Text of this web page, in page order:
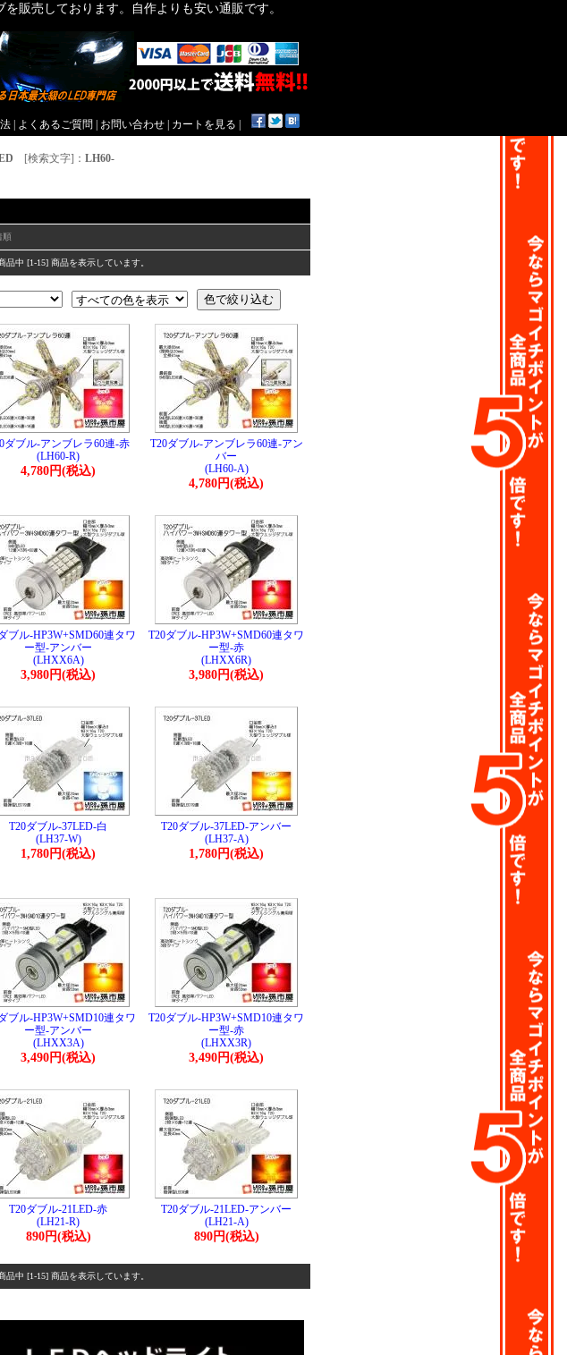
販売しております。自作よりも安い通販です。
よくあるご質問 お問い合わせ カートを見る
[検索文字]： LH60-
順
品中 [1-15] 商品を表示しています。
ダブル-アンブレラ60連-赤
(LH60-R)
4,780円(税込)
T20ダブル-アンブレラ60連-アン
バー
(LH60-A)
4,780円(税込)
ブル-HP3W+SMD60連タワ
ー型-アンバー
(LHXX6A)
3,980円(税込)
T20ダブル-HP3W+SMD60連タワ
ー型-赤
(LHXX6R)
3,980円(税込)
T20ダブル-37LED-白
(LH37-W)
1,780円(税込)
T20ダブル-37LED-アンバー
(LH37-A)
1,780円(税込)
ブル-HP3W+SMD10連タワ
ー型-アンバー
(LHXX3A)
3,490円(税込)
T20ダブル-HP3W+SMD10連タワ
ー型-赤
(LHXX3R)
3,490円(税込)
T20ダブル-21LED-赤
(LH21-R)
890円(税込)
T20ダブル-21LED-アンバー
(LH21-A)
890円(税込)
品中 [1-15] 商品を表示しています。